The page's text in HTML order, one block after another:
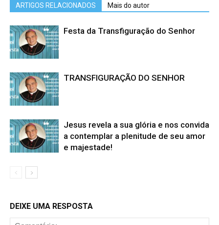
ARTIGOS RELACIONADOS Mais do autor
Festa da Transfiguração do Senhor
TRANSFIGURAÇÃO DO SENHOR
Jesus revela a sua glória e nos convida
a contemplar a plenitude de seu amor
e majestade!
DEIXE UMA RESPOSTA